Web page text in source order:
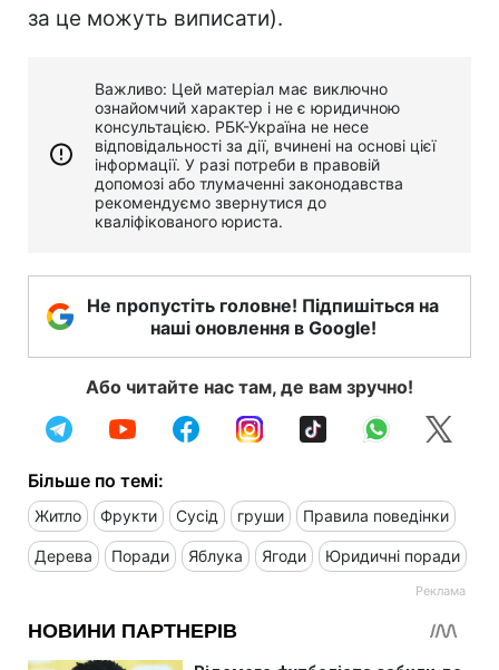
за це можуть виписати).
Важливо: Цей матеріал має виключно
ознайомчий характер і не є юридичною
консультацією. РБК-Україна не несе
відповідальності за дії, вчинені на основі цієї
інформації. У разі потреби в правовій
допомозі або тлумаченні законодавства
рекомендуємо звернутися до
кваліфікованого юриста.
Не пропустіть головне! Підпишіться на
наші оновлення в Google!
Або читайте нас там, де вам зручно!
Більше по темі:
Житло Фрукти Сусід груши Правила поведінки
Дерева Поради Яблука Ягоди Юридичні поради